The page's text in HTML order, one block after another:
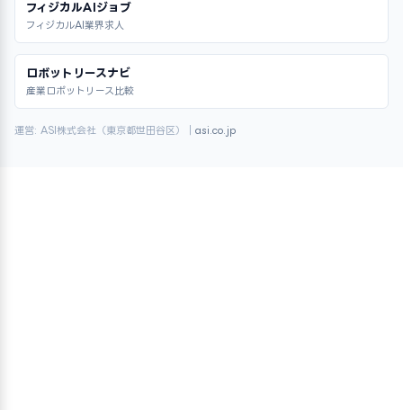
フィジカルAIジョブ
フィジカルAI業界求人
ロボットリースナビ
産業ロボットリース比較
運営: ASI株式会社（東京都世田谷区）｜ asi.co.jp